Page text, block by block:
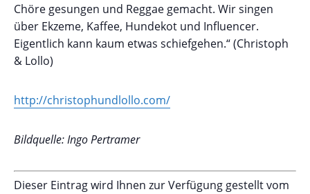
Chöre gesungen und Reggae gemacht. Wir singen
über Ekzeme, Kaffee, Hundekot und Influencer.
Eigentlich kann kaum etwas schiefgehen.“ (Christoph
& Lollo)
http://christophundlollo.com/
Bildquelle: Ingo Pertramer
Dieser Eintrag wird Ihnen zur Verfügung gestellt vom